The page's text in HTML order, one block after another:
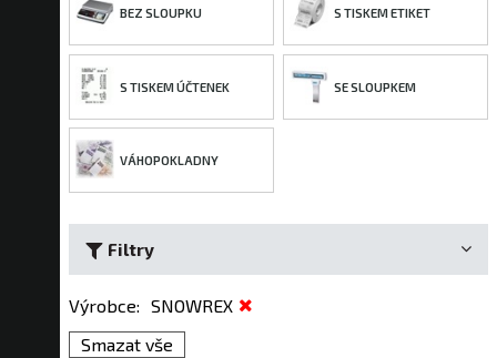
BEZ SLOUPKU S TISKEM ETIKET
S TISKEM ÚČTENEK SE SLOUPKEM
VÁHOPOKLADNY
Filtry
Výrobce: SNOWREX
Smazat vše